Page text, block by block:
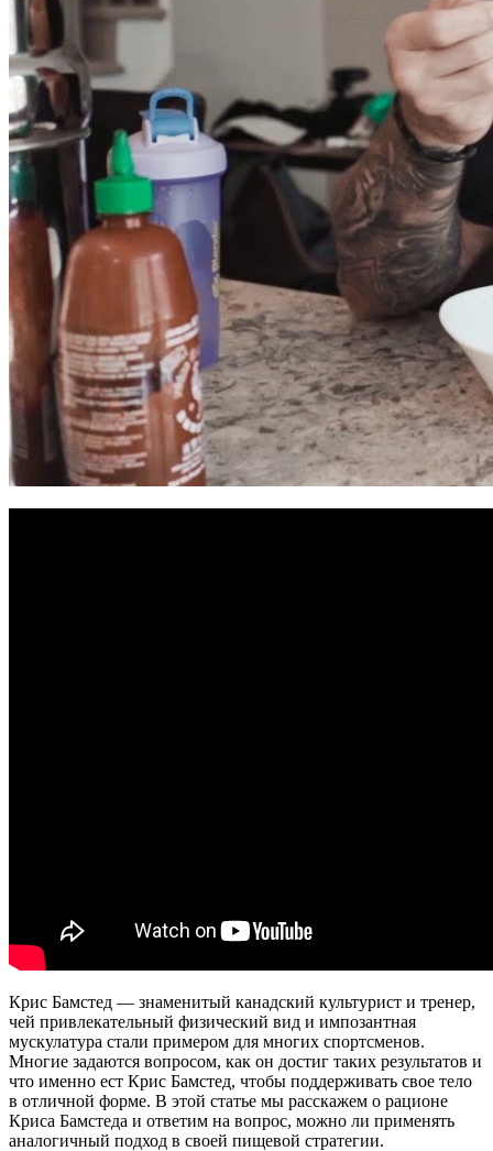
Крис Бамстед — знаменитый канадский культурист и тренер,
чей привлекательный физический вид и импозантная
мускулатура стали примером для многих спортсменов.
Многие задаются вопросом, как он достиг таких результатов и
что именно ест Крис Бамстед, чтобы поддерживать свое тело
в отличной форме. В этой статье мы расскажем о рационе
Криса Бамстеда и ответим на вопрос, можно ли применять
аналогичный подход в своей пищевой стратегии.